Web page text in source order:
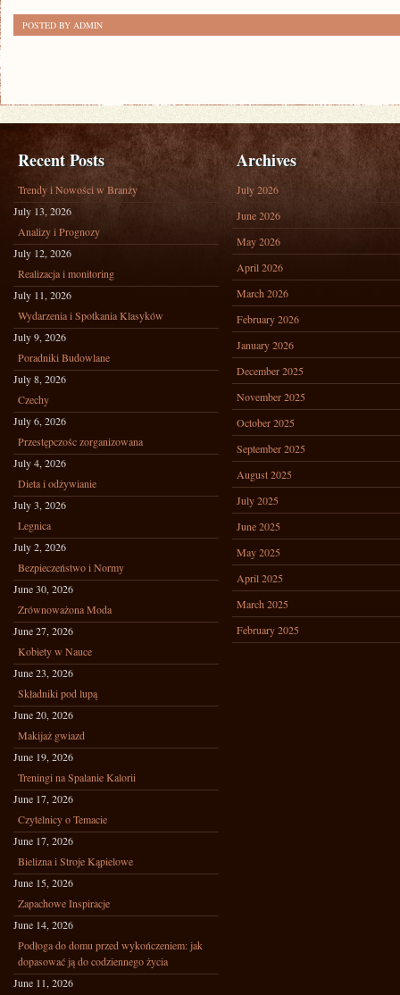
POSTED BY ADMIN
Recent Posts
Trendy i Nowości w Branży
July 13, 2026
Analizy i Prognozy
July 12, 2026
Realizacja i monitoring
July 11, 2026
Wydarzenia i Spotkania Klasyków
July 9, 2026
Poradniki Budowlane
July 8, 2026
Czechy
July 6, 2026
Przestępczośc zorganizowana
July 4, 2026
Dieta i odżywianie
July 3, 2026
Legnica
July 2, 2026
Bezpieczeństwo i Normy
June 30, 2026
Zrównoważona Moda
June 27, 2026
Kobiety w Nauce
June 23, 2026
Składniki pod lupą
June 20, 2026
Makijaż gwiazd
June 19, 2026
Treningi na Spalanie Kalorii
June 17, 2026
Czytelnicy o Temacie
June 17, 2026
Bielizna i Stroje Kąpielowe
June 15, 2026
Zapachowe Inspiracje
June 14, 2026
Podłoga do domu przed wykończeniem: jak
dopasować ją do codziennego życia
June 11, 2026
Archives
July 2026
June 2026
May 2026
April 2026
March 2026
February 2026
January 2026
December 2025
November 2025
October 2025
September 2025
August 2025
July 2025
June 2025
May 2025
April 2025
March 2025
February 2025